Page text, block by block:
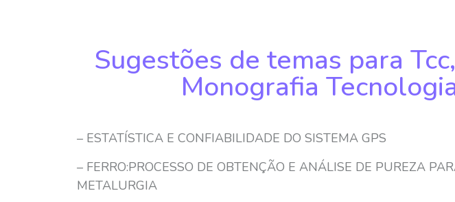
Sugestões de temas para
Monografia
– ESTATÍSTICA E CONFIABILIDADE DO SISTEMA GPS
– FERRO:PROCESSO DE OBTENÇÃO E ANÁLISE DE PUREZA
METALURGIA